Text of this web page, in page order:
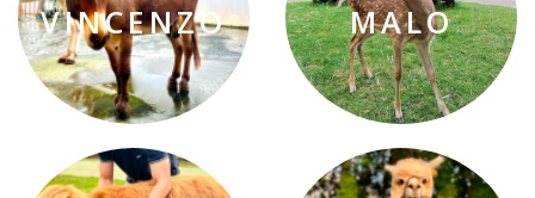
VINCENZO MALO